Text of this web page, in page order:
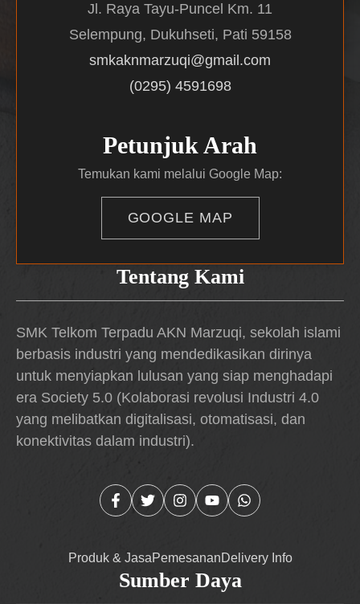
Tentang Kami
SMK Telkom Terpadu AKN Marzuqi, sekolah islami
berbasis industri yang mendedikasikan dirinya
untuk menyiapkan lulusan yang siap menghadapi
era Society 5.0 (Kolaborasi revolusi Industri 4.0
yang melibatkan digitalisasi, otomatisasi, dan
konektivitas dalam industri).
Produk & JasaPemesananDelivery Info
Jl. Raya Tayu-Puncel Km. 11
Selempung, Dukuhseti, Pati 59158
smkaknmarzuqi@gmail.com
(0295) 4591698
Petunjuk Arah
Temukan kami melalui Google Map:
GOOGLE MAP
Sumber Daya